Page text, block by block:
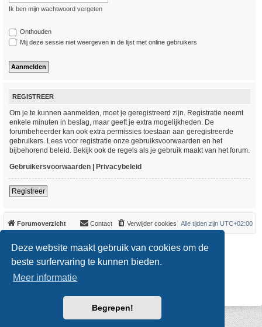
Deze website maakt gebruik van cookies om de
beste surfervaring te kunnen bieden.
Meer informatie
Begrepen!
Ik ben mijn wachtwoord vergeten
Onthouden
Mij deze sessie niet weergeven in de lijst met online gebruikers
REGISTREER
Om je te kunnen aanmelden, moet je geregistreerd zijn. Registratie neemt
enkele minuten in beslag, maar geeft je extra mogelijkheden. De
forumbeheerder kan ook extra permissies toestaan aan geregistreerde
gebruikers. Lees voor registratie onze gebruiksvoorwaarden en het
bijbehorend beleid. Bekijk ook de regels als je gebruik maakt van het forum.
Gebruikersvoorwaarden | Privacybeleid
Registreer
Forumoverzicht Alle tijden zijn UTC+02:00
Verwijder cookies
Contact
*Original Author:Brad Veryard
*Updated to 3.3.x by MannixMD
* Style version: 3.4.0
Powered by